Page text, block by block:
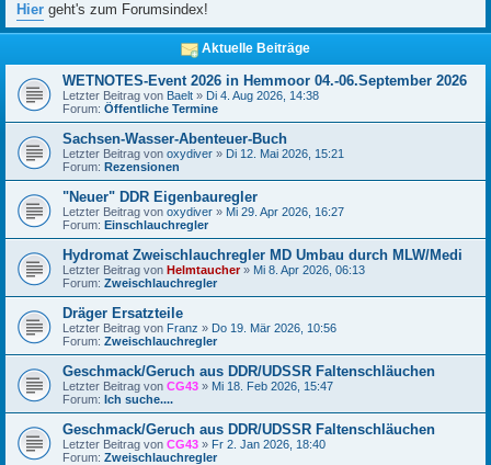
Hier geht's zum Forumsindex!
Aktuelle Beiträge
WETNOTES-Event 2026 in Hemmoor 04.-06.September 2026
Letzter Beitrag von Baelt » Di 4. Aug 2026, 14:38
Forum: Öffentliche Termine
Sachsen-Wasser-Abenteuer-Buch
Letzter Beitrag von oxydiver » Di 12. Mai 2026, 15:21
Forum: Rezensionen
"Neuer" DDR Eigenbauregler
Letzter Beitrag von oxydiver » Mi 29. Apr 2026, 16:27
Forum: Einschlauchregler
Hydromat Zweischlauchregler MD Umbau durch MLW/Medi
Letzter Beitrag von Helmtaucher» Mi 8. Apr 2026, 06:13
Forum: Zweischlauchregler
Dräger Ersatzteile
Letzter Beitrag von Franz » Do 19. Mär 2026, 10:56
Forum: Zweischlauchregler
Geschmack/Geruch aus DDR/UDSSR Faltenschläuchen
Letzter Beitrag von CG43 » Mi 18. Feb 2026, 15:47
Forum: Ich suche....
Geschmack/Geruch aus DDR/UDSSR Faltenschläuchen
Letzter Beitrag von CG43 » Fr 2. Jan 2026, 18:40
Forum: Zweischlauchregler